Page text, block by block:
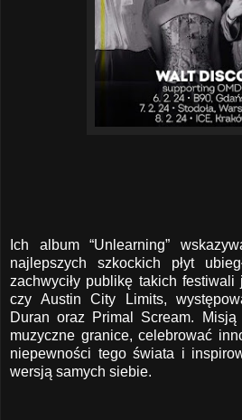
Ich album “Unlearning”
najlepszych szkockich płyt
zachwyciły publikę takich
czy Austin City Limits,
Duran oraz Primal Scream.
muzyczne granice, celebrować
niepewności tego świata i
wersją samych siebie.